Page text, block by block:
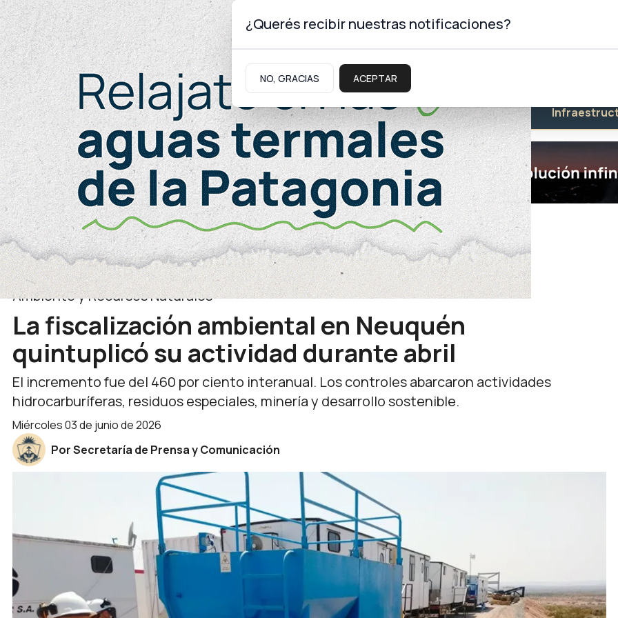
Domingo 9deAgostode 2026
Neuquinidad Gabinete Turismo Educación Salud
Energía
Ambiente y Recursos Naturales
La fiscalización ambiental en Neuquén
quintuplicó su actividad durante abril
El incremento fue del 460 por ciento interanual. Los controles abarcaron actividades
hidrocarburíferas, residuos especiales, minería y desarrollo sostenible.
miércoles 03 de junio de 2026
Por Secretaría de Prensa y Comunicación
¿Querés recibir nuestras notificaciones?
NO, GRACIAS ACEPTAR